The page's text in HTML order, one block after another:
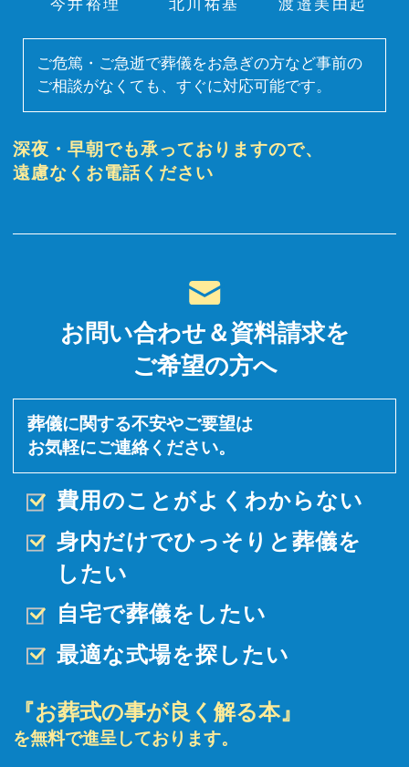
今井裕理 北川祐基 渡邉美由起
ご危篤・ご急逝で葬儀をお急ぎの方など事前の
ご相談がなくても、すぐに対応可能です。
深夜・早朝でも承っておりますので、
遠慮なくお電話ください
お問い合わせ＆資料請求を
ご希望の方へ
葬儀に関する不安やご要望は
お気軽にご連絡ください。
費用のことがよくわからない
身内だけでひっそりと 葬儀を
したい
自宅で葬儀をしたい
最適な式場を探したい
『お葬式の事が良く解る本』
を無料で進呈しております。